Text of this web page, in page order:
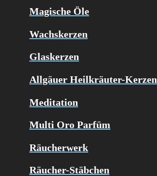
Magische Öle
Wachskerzen
Glaskerzen
Allgäuer Heilkräuter-Kerzen
Meditation
Multi Oro Parfüm
Räucherwerk
Räucher-Stäbchen